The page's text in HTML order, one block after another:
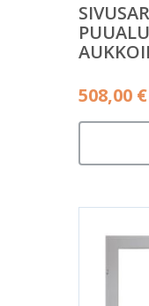
508,00 €